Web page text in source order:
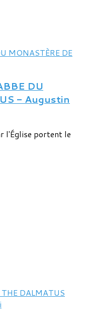
DU
- Augustin
l'Église portent le